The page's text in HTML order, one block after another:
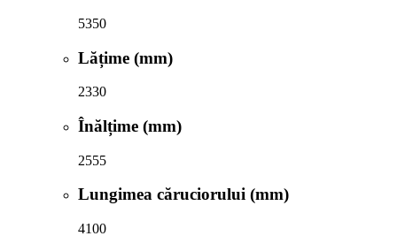
5350
Lățime (mm)
2330
Înălțime (mm)
2555
Lungimea căruciorului (mm)
4100